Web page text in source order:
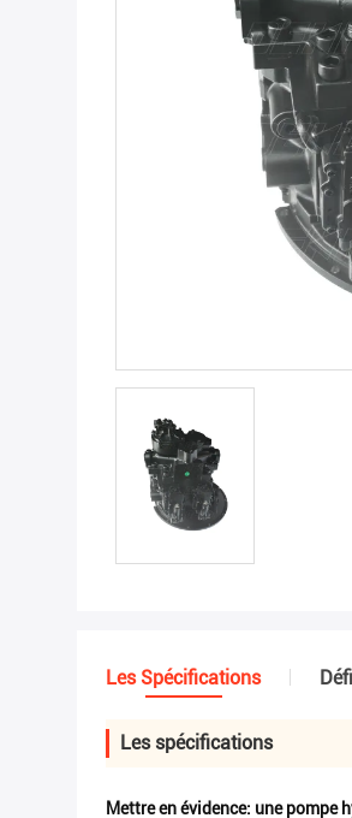
Les Spécifications
Les spécifications
Mettre en évidence: une pompe